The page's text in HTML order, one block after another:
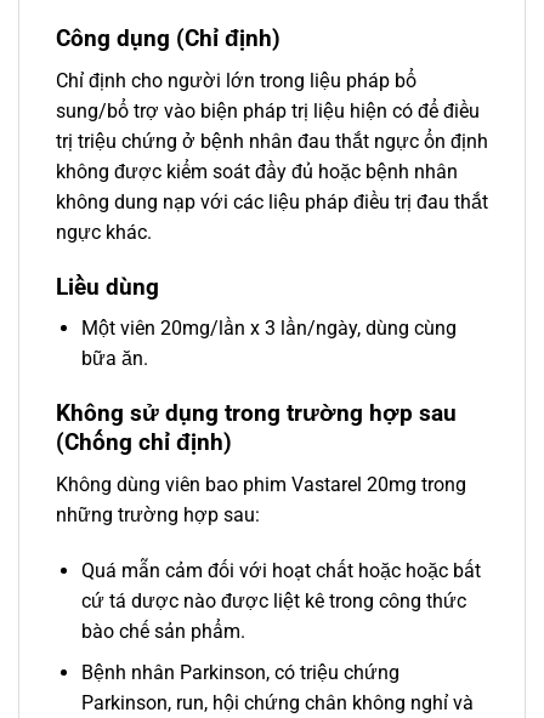
Công dụng (Chỉ định)
Chỉ định cho người lớn trong liệu pháp bổ
sung/bổ trợ vào biện pháp trị liệu hiện có để điều
trị triệu chứng ở bệnh nhân đau thắt ngực ổn định
không được kiểm soát đầy đủ hoặc bệnh nhân
không dung nạp với các liệu pháp điều trị đau thắt
ngực khác.
Liều dùng
Một viên 20mg/lần x 3 lần/ngày, dùng cùng
bữa ăn.
Không sử dụng trong trường hợp sau
(Chống chỉ định)
Không dùng viên bao phim Vastarel 20mg trong
những trường hợp sau:
Quá mẫn cảm đối với hoạt chất hoặc hoặc bất
cứ tá dược nào được liệt kê trong công thức
bào chế sản phẩm.
Bệnh nhân Parkinson, có triệu chứng
Parkinson, run, hội chứng chân không nghỉ và